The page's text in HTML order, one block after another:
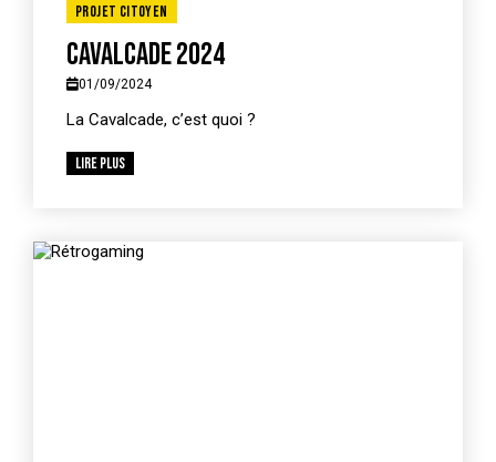
Projet citoyen
Cavalcade 2024
01/09/2024
La Cavalcade, c’est quoi ?
Lire plus